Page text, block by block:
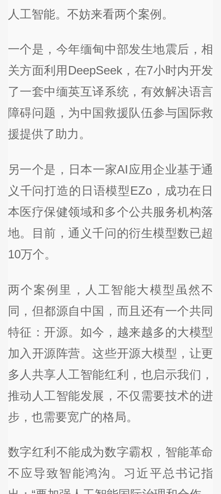
人工智能。不妨来看两个案例。
一个是，今年缅甸中部发生地震后，相
关方面利用DeepSeek，在7小时内开发
了一套中缅英互译系统，有效解决语言
障碍问题，为中国救援队伍参与国际救
援提供了助力。
另一个是，日本一家AI应用企业基于通
义千问打造的日语模型EZo，成功在日
本医疗保健领域和多个公共服务机构落
地。目前，通义千问的衍生模型数已超
10万个。
两个案例里，人工智能大模型虽然不
同，但都源自中国，而且还有一个共同
特征：开源。如今，越来越多的大模型
加入开源阵营。这些开源大模型，让更
多人共享人工智能红利，也启示我们，
推动人工智能发展，不仅需要技术的进
步，也需要宽广的格局。
数字红利不能成为数字霸权，智能革命
不应导致智能鸿沟。习近平总书记指